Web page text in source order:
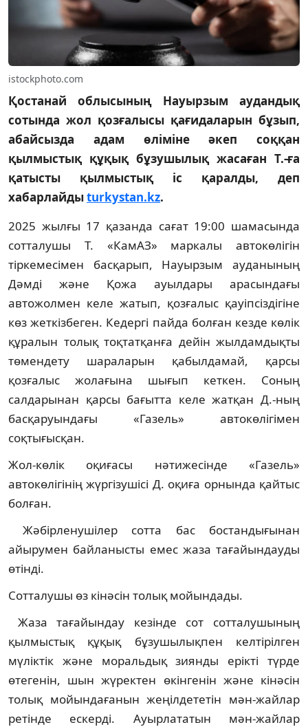
istockphoto.com
Қостанай облысының Науырзым аудандық
сотында жол қозғалысы қағидаларын бұзып,
абайсызда адам өліміне әкеп соққан
қылмыстық құқық бұзушылық жасаған Т.-ға
қатысты қылмыстық іс қаралды, деп
хабарлайдыturkystan.kz.
2025 жылғы 17 қазанда сағат 19:00 шамасында
сотталушы Т. «КамАЗ» маркалы автокөлігін
тіркемесімен басқарып, Науырзым ауданының
Дәмді және Қожа ауылдары арасындағы
автожолмен келе жатып, қозғалыс қауіпсіздігіне
көз жеткізбеген. Кедергі пайда болған кезде көлік
құралын толық тоқтатқанға дейін жылдамдықты
төмендету шараларын қабылдамай, қарсы
қозғалыс жолағына шығып кеткен. Соның
салдарынан қарсы бағытта келе жатқан Д.-ның
басқаруындағы «Газель» автокөлігімен
соқтығысқан.
Жол-көлік оқиғасы нәтижесінде «Газель»
автокөлігінің жүргізушісі Д. оқиға орнында қайтыс
болған.
Жәбірленушілер сотта бас бостандығынан
айырумен байланысты емес жаза тағайындауды
өтінді.
Сотталушы өз кінәсін толық мойындады.
Жаза тағайындау кезінде сот сотталушының
қылмыстық құқық бұзушылықпен келтірілген
мүліктік және моральдық зиянды ерікті түрде
өтегенін, шын жүректен өкінгенін және кінәсін
толық мойындағанын жеңілдететін мән-жайлар
ретінде ескерді. Ауырлататын мән-жайлар